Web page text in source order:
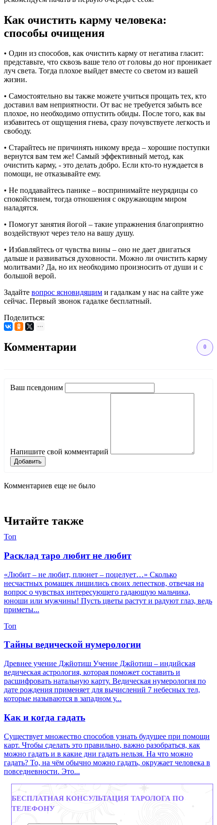
Как очистить карму человека:
способы очищения
• Один из способов, как очистить карму от негатива гласит:
представьте, что сквозь ваше тело от головы до ног проникает
луч света. Тогда плохое выйдет вместе со светом из вашей
жизни.
• Самостоятельно вы также можете учиться прощать тех, кто
доставил вам неприятности. От вас не требуется забыть все
плохое, но необходимо отпустить обиды. После того, как вы
избавитесь от ощущения гнева, сразу почувствуете легкость и
свободу.
• Старайтесь не причинять никому вреда – хорошие поступки
вернутся вам тем же! Самый эффективный метод, как
очистить карму, - это делать добро. Если кто-то нуждается в
помощи, не отказывайте ему.
• Не поддавайтесь панике – воспринимайте неурядицы со
спокойствием, тогда отношения с окружающим миром
наладятся.
• Помогут занятия йогой – такие упражнения благоприятно
воздействуют через тело на вашу душу.
• Избавляйтесь от чувства вины – оно не дает двигаться
дальше и развиваться духовности. Можно ли очистить карму
молитвами? Да, но их необходимо произносить от души и с
большой верой.
Задайте вопрос ясновидящим и гадалкам у нас на сайте уже
сейчас. Первый звонок гадалке бесплатный.
Поделиться:
Комментарии 0
Ваш псевдоним
Напишите свой комментарий
Добавить
Комментариев еще не было
Читайте также
Топ
Расклад таро любит не любит
«Любит – не любит, плюнет – поцелует…» Сколько
несчастных ромашек лишились своих лепестков, отвечая на
вопрос о чувствах интересующего гадающую мальчика,
юноши или мужчины! Пусть цветы растут и радуют глаз, ведь
приметы...
Топ
Тайны ведической нумерологии
Древнее учение Джйотиш Учение Джйотиш – индийская
ведическая астрология, которая поможет составить и
расшифровать натальную карту. Ведическая нумерология по
дате рождения применяет для вычислений 7 небесных тел,
которые называются в западном у...
Как и когда гадать
Существует множество способов узнать будущее при помощи
карт. Чтобы сделать это правильно, важно разобраться, как
можно гадать и в какие дни гадать нельзя. На что можно
гадать? То, на чём обычно можно гадать, окружает человека в
повседневности. Это...
БЕСПЛАТНАЯ КОНСУЛЬТАЦИЯ ТАРОЛОГА ПО
ТЕЛЕФОНУ